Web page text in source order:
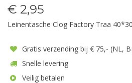
€ 2,95
Leinentasche Clog Factory Traa
Gratis verzending bij € 75,- (NL,
Snelle levering
Veilig betalen